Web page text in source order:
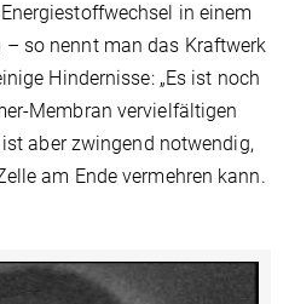
in einem
so nennt man das Kraftwerk
Hindernisse: „Es ist noch
Membran vervielfältigen
aber zwingend notwendig,
am Ende vermehren kann.